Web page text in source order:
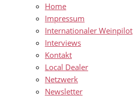
Home
Impressum
Internationaler Weinpilot
Interviews
Kontakt
Local Dealer
Netzwerk
Newsletter